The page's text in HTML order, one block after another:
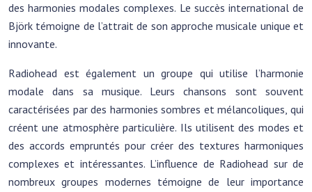
des harmonies modales complexes. Le succès international de
Björk témoigne de l’attrait de son approche musicale unique et
innovante.
Radiohead est également un groupe qui utilise l’harmonie
modale dans sa musique. Leurs chansons sont souvent
caractérisées par des harmonies sombres et mélancoliques, qui
créent une atmosphère particulière. Ils utilisent des modes et
des accords empruntés pour créer des textures harmoniques
complexes et intéressantes. L’influence de Radiohead sur de
nombreux groupes modernes témoigne de leur importance